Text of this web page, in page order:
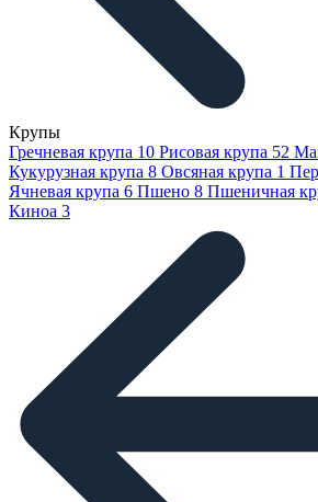
Крупы
Гречневая крупа 10 Рисовая крупа 52
Кукурузная крупа 8 Овсяная крупа 1
Ячневая крупа 6 Пшено 8 Пшеничная
Киноа 3